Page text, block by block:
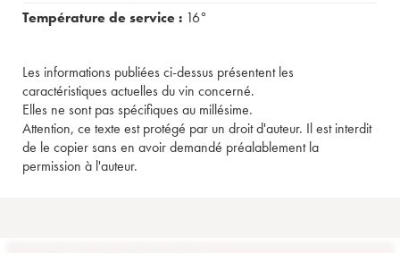
Température de service : 16°
Les informations publiées ci-dessus présentent les
caractéristiques actuelles du vin concerné.
Elles ne sont pas spécifiques au millésime.
Attention, ce texte est protégé par un droit d'auteur. Il est interdit
de le copier sans en avoir demandé préalablement la
permission à l'auteur.